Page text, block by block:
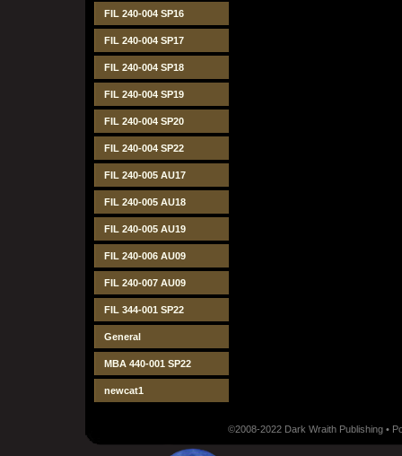
FIL 240-004 SP16
FIL 240-004 SP17
FIL 240-004 SP18
FIL 240-004 SP19
FIL 240-004 SP20
FIL 240-004 SP22
FIL 240-005 AU17
FIL 240-005 AU18
FIL 240-005 AU19
FIL 240-006 AU09
FIL 240-007 AU09
FIL 344-001 SP22
General
MBA 440-001 SP22
newcat1
©2008-2022 Dark Wraith Publishing •